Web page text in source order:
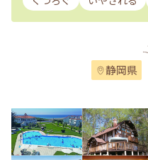
静岡県